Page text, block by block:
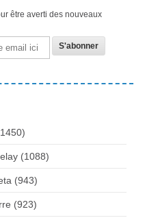
être averti des nouveaux
(1088)
(943)
(923)